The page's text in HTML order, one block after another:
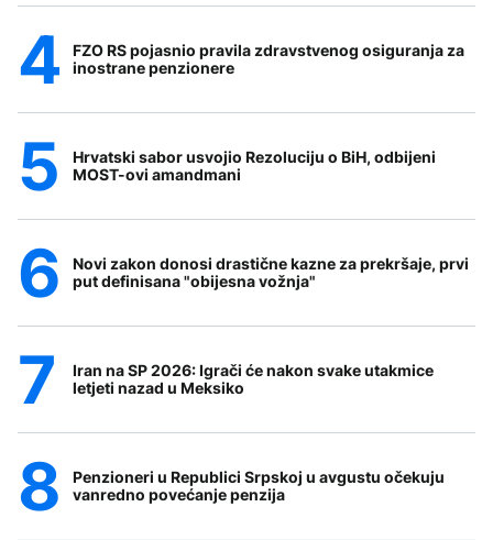
FZO RS pojasnio pravila zdravstvenog osiguranja za
inostrane penzionere
Hrvatski sabor usvojio Rezoluciju o BiH, odbijeni
MOST-ovi amandmani
Novi zakon donosi drastične kazne za prekršaje, prvi
put definisana "obijesna vožnja"
Iran na SP 2026: Igrači će nakon svake utakmice
letjeti nazad u Meksiko
Penzioneri u Republici Srpskoj u avgustu očekuju
vanredno povećanje penzija